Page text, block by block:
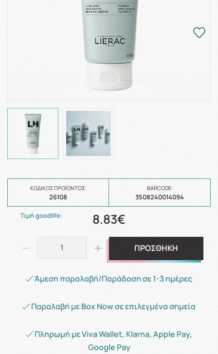
ΚΩΔΙΚΌΣ ΠΡΟΪΌΝΤΟΣ:
26108
BARCODE:
3508240014094
Τιμή goodlife: 8.83€
ΠΡΟΣΘΗΚΗ
Άμεση παραλαβή/Παράδοση σε 1-3 ημέρες
Παραλαβή με Box Now σε επιλεγμένα σημεία
Πληρωμή με Viva Wallet, Klarna, Apple Pay,
Google Pay